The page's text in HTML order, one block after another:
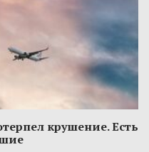
крушение. Есть